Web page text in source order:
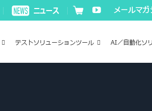
メールマ
テストソリューションツール AI／自動化ソ